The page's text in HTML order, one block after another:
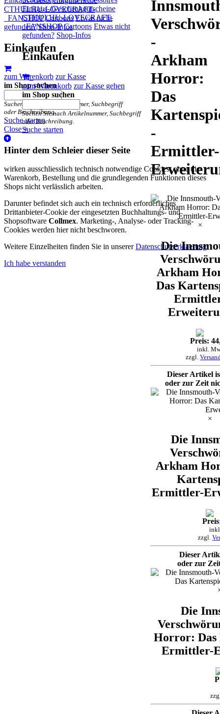
Einkaus-/Geschenkgutscheine
CTHULHU-LOVECRAFT-
FANSHOP Cartoons Etwas nicht
gefunden? Shop-Infos
Einkaufen
zum Warenkorb zur Kasse gehen
im Shop suchen
Suchen Sie nach Artikelnummer, Suchbegriff
oder Beschreibung.
Suche starten
CTHULHU-LOVECRAFT-
FANSHOP Cartoons Etwas nicht
gefunden? Shop-Infos
Einkaufen
zum Warenkorb zur Kasse
im Shop suchen
Suchen Sie nach Artikelnummer, Suchbegriff
oder Beschreibung.
Suche starten
Close ×
-
Arkham
Horror:
Das
-
Ermittler-
×
Die
Arkham
Das
Preis:
inkl.
zzgl.
Dieser Artikel
oder zur Zeit
×
Die
Arkham
Ermittler-
zzgl.
Dieser
oder zur
Die
Horror: Das
Ermittler-
Hinter dem Schleier dieser Seite
wirken ausschliesslich technisch notwendige Cookies, ohne die
Warenkorb, Bestellung und die grundlegenden Funktionen dieses
Shops nicht verlässlich arbeiten.
Darunter befindet sich auch ein technisch erforderliches
Drittanbieter-Cookie der eingesetzten Buchhaltungs- und
Shopsoftware Collmex. Marketing-, Analyse- oder Tracking-
Cookies werden hier nicht beschworen.
Weitere Einzelheiten finden Sie in unsererDatenschutzerklaerung.
Ich habe verstanden